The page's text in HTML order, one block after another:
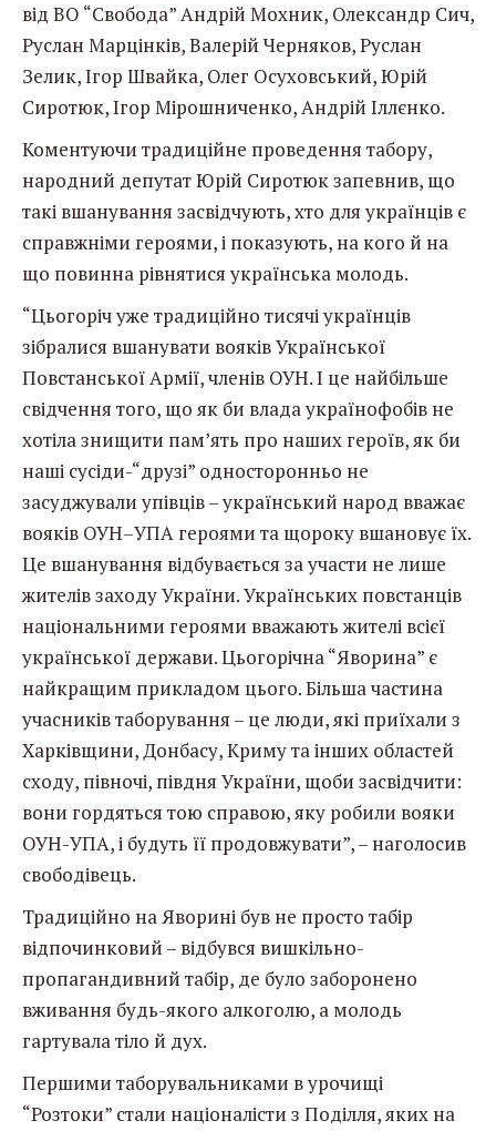
від ВО “Свобода” Андрій Мохник, Олександр Сич,
Руслан Марцінків, Валерій Черняков, Руслан
Зелик, Ігор Швайка, Олег Осуховський, Юрій
Сиротюк, Ігор Мірошниченко, Андрій Іллєнко.
Коментуючи традиційне проведення табору,
народний депутат Юрій Сиротюк запевнив, що
такі вшанування засвідчують, хто для українців є
справжніми героями, і показують, на кого й на
що повинна рівнятися українська молодь.
“Цьогоріч уже традиційно тисячі українців
зібралися вшанувати вояків Української
Повстанської Армії, членів ОУН. І це найбільше
свідчення того, що як би влада українофобів не
хотіла знищити пам’ять про наших героїв, як би
наші сусіди-“друзі” односторонньо не
засуджували упівців – український народ вважає
вояків ОУН–УПА героями та щороку вшановує їх.
Це вшанування відбувається за участи не лише
жителів заходу України. Українських повстанців
національними героями вважають жителі всієї
української держави. Цьогорічна “Яворина” є
найкращим прикладом цього. Більша частина
учасників таборування – це люди, які приїхали з
Харківщини, Донбасу, Криму та інших областей
сходу, півночі, півдня України, щоби засвідчити:
вони гордяться тою справою, яку робили вояки
ОУН-УПА, і будуть її продовжувати”, – наголосив
свободівець.
Традиційно на Яворині був не просто табір
відпочинковий – відбувся вишкільно-
пропагандивний табір, де було заборонено
вживання будь-якого алкоголю, а молодь
гартувала тіло й дух.
Першими таборувальниками в урочищі
“Розтоки” стали націоналісти з Поділля, яких на